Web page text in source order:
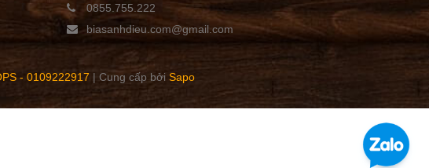
0855.755.222
biasanhdieu.com@gmail.com
- 0109222917 | Cung cấp bởi Sapo